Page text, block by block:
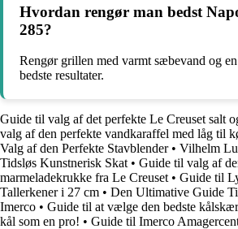
Hvordan rengør man bedst
285?
Rengør grillen med varmt sæbevand og
bedste resultater.
Guide til valg af det perfekte Le Creuset salt
valg af den perfekte vandkaraffel med låg til
Valg af den Perfekte Stavblender• Vilhelm
Tidsløs Kunstnerisk Skat • Guide til valg af
marmeladekrukke fra Le Creuset • Guide til
Tallerkener i 27 cm • Den Ultimative Guide
Imerco • Guide til at vælge den bedste
kål som en pro! • Guide til Imerco